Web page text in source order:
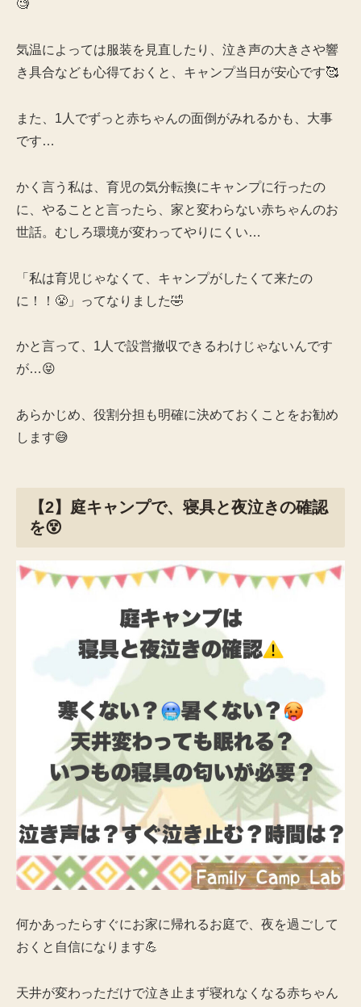
🧐
気温によっては服装を見直したり、泣き声の大きさや響
き具合なども心得ておくと、キャンプ当日が安心です🥰
また、1人でずっと赤ちゃんの面倒がみれるかも、大事
です…
かく言う私は、育児の気分転換にキャンプに行ったの
に、やることと言ったら、家と変わらない赤ちゃんのお
世話。むしろ環境が変わってやりにくい…
「私は育児じゃなくて、キャンプがしたくて来たの
に！！😤」ってなりました🤣
かと言って、1人で設営撤収できるわけじゃないんです
が…😝
あらかじめ、役割分担も明確に決めておくことをお勧め
します😅
【2】庭キャンプで、寝具と夜泣きの確認
を😵
何かあったらすぐにお家に帰れるお庭で、夜を過ごして
おくと自信になります💪
天井が変わっただけで泣き止まず寝れなくなる赤ちゃん